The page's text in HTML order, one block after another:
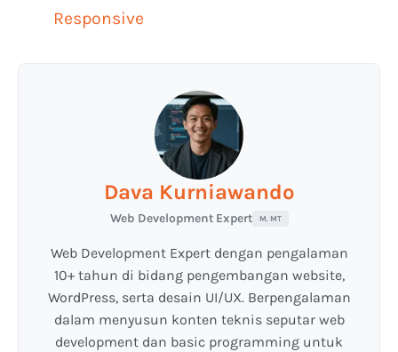
Responsive
Dava Kurniawando
Web Development Expert M. MT
Web Development Expert dengan pengalaman
10+ tahun di bidang pengembangan website,
WordPress, serta desain UI/UX. Berpengalaman
dalam menyusun konten teknis seputar web
development dan basic programming untuk